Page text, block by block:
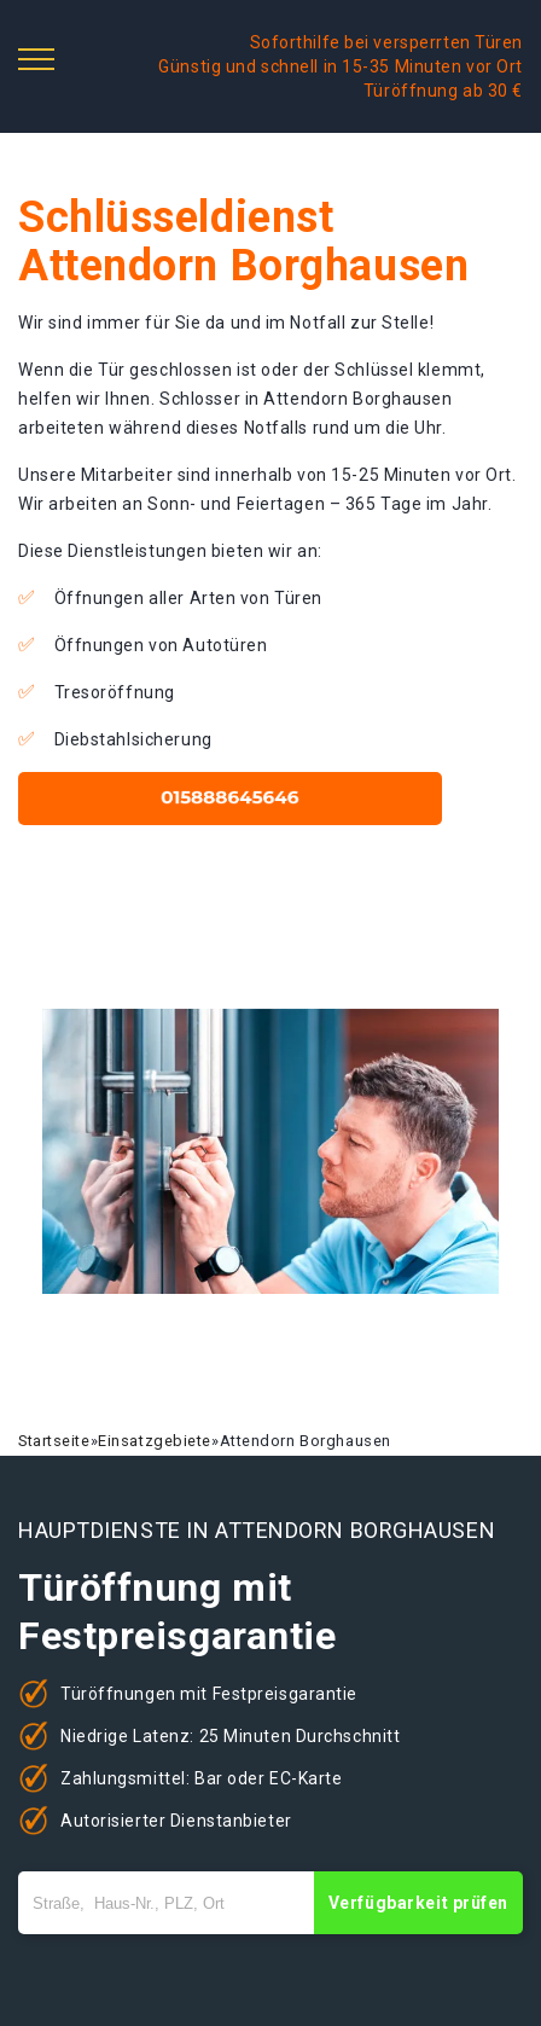
Soforthilfe bei versperrten Türen
Günstig und schnell in 15-35 Minuten vor Ort
Türöffnung ab 30 €
Schlüsseldienst
Attendorn Borghausen
Wir sind immer für Sie da und im Notfall zur Stelle!
Wenn die Tür geschlossen ist oder der Schlüssel klemmt,
helfen wir Ihnen. Schlosser in Attendorn Borghausen
arbeiteten während dieses Notfalls rund um die Uhr.
Unsere Mitarbeiter sind innerhalb von 15-25 Minuten vor Ort.
Wir arbeiten an Sonn- und Feiertagen – 365 Tage im Jahr.
Diese Dienstleistungen bieten wir an:
Öffnungen aller Arten von Türen
Öffnungen von Autotüren
Tresoröffnung
Diebstahlsicherung
Startseite»Einsatzgebiete»Attendorn Borghausen
HAUPTDIENSTE IN ATTENDORN BORGHAUSEN
Türöffnung mit
Festpreisgarantie
Türöffnungen mit Festpreisgarantie
Niedrige Latenz: 25 Minuten Durchschnitt
Zahlungsmittel: Bar oder EC-Karte
Autorisierter Dienstanbieter
Verfügbarkeit prüfen